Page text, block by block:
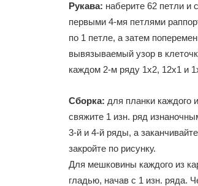
Рукава: наберите 62 петли и
первыми 4-мя петлями
по 1 петле, а затем
вывязываемый узор в
каждом 2-м ряду 1х2, 12х1 и
Сборка: для планки каждого
свяжите 1 изн. ряд
3-й и 4-й ряды, а
закройте по рисунку.
Для мешковины каждого из
гладью, начав с 1 изн. ряда.